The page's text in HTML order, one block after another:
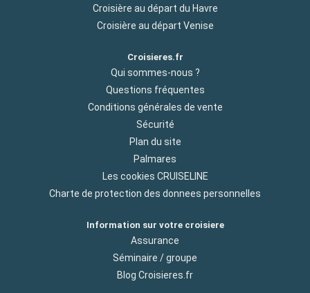
Croisière au départ du Havre
Croisière au départ Venise
Croisieres.fr
Qui sommes-nous ?
Questions fréquentes
Conditions générales de vente
Sécurité
Plan du site
Palmares
Les cookies CRUISELINE
Charte de protection des donnees personnelles
Information sur votre croisiere
Assurance
Séminaire / groupe
Blog Croisieres.fr